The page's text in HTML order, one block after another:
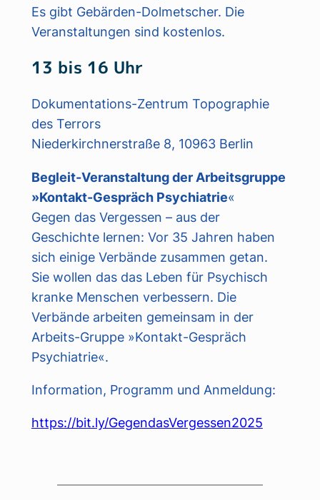
Es gibt Gebärden-Dolmetscher. Die
Veranstaltungen sind kostenlos.
13 bis 16 Uhr
Dokumentations-Zentrum Topographie
des Terrors
Niederkirchnerstraße 8, 10963 Berlin
Begleit-Veranstaltung der Arbeitsgruppe
»Kontakt-Gespräch Psychiatrie«
Gegen das Vergessen – aus der
Geschichte lernen: Vor 35 Jahren haben
sich einige Verbände zusammen getan.
Sie wollen das das Leben für Psychisch
kranke Menschen verbessern. Die
Verbände arbeiten gemeinsam in der
Arbeits-Gruppe »Kontakt-Gespräch
Psychiatrie«.
Information, Programm und Anmeldung:
https://bit.ly/GegendasVergessen2025